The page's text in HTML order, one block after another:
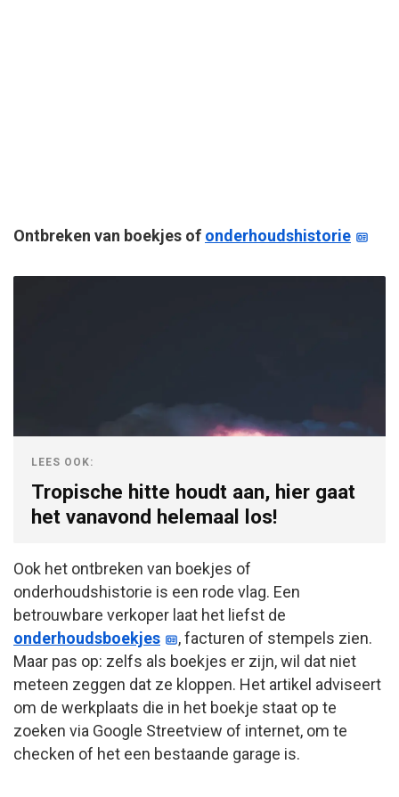
Ontbreken van boekjes of onderhoudshistorie
LEES OOK:
Tropische hitte houdt aan, hier gaat
het vanavond helemaal los!
Ook het ontbreken van boekjes of
onderhoudshistorie is een rode vlag. Een
betrouwbare verkoper laat het liefst de
onderhoudsboekjes
, facturen of stempels zien.
Maar pas op: zelfs als boekjes er zijn, wil dat niet
meteen zeggen dat ze kloppen. Het artikel adviseert
om de werkplaats die in het boekje staat op te
zoeken via Google Streetview of internet, om te
checken of het een bestaande garage is.